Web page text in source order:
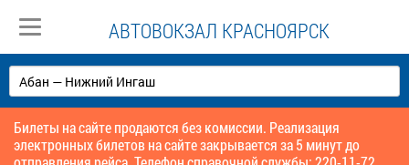
АВТОВОКЗАЛ КРАСНОЯРСК
Билеты на сайте продаются без комиссии. Реализация
электронных билетов на сайте закрывается за 5 минут до